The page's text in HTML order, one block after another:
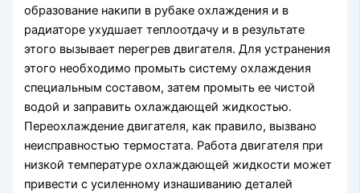
образование накипи в рубаке охлаждения и в
радиаторе ухудшает теплоотдачу и в результате
этого вызывает перегрев двигателя. Для устранения
этого необходимо промыть систему охлаждения
специальным составом, затем промыть ее чистой
водой и заправить охлаждающей жидкостью.
Переохлаждение двигателя, как правило, вызвано
неисправностью термостата. Работа двигателя при
низкой температуре охлаждающей жидкости может
привести с усиленному изнашиванию деталей